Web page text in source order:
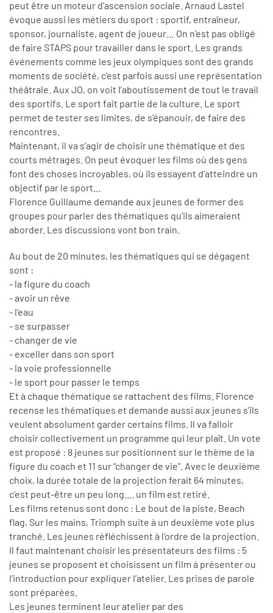
peut être un moteur d’ascension sociale. Arnaud Lastel
évoque aussi les métiers du sport : sportif, entraîneur,
sponsor, journaliste, agent de joueur… On n’est pas obligé
de faire STAPS pour travailler dans le sport. Les grands
événements comme les jeux olympiques sont des grands
moments de société, c’est parfois aussi une représentation
théâtrale. Aux JO, on voit l’aboutissement de tout le travail
des sportifs. Le sport fait partie de la culture. Le sport
permet de tester ses limites, de s’épanouir, de faire des
rencontres.
Maintenant, il va s’agir de choisir une thématique et des
courts métrages. On peut évoquer les films où des gens
font des choses incroyables, où ils essayent d’atteindre un
objectif par le sport…
Florence Guillaume demande aux jeunes de former des
groupes pour parler des thématiques qu’ils aimeraient
aborder. Les discussions vont bon train.
Au bout de 20 minutes, les thématiques qui se dégagent
sont :
- la figure du coach
- avoir un rêve
- l’eau
- se surpasser
- changer de vie
- exceller dans son sport
- la voie professionnelle
- le sport pour passer le temps
Et à chaque thématique se rattachent des films. Florence
recense les thématiques et demande aussi aux jeunes s’ils
veulent absolument garder certains films. Il va falloir
choisir collectivement un programme qui leur plaît. Un vote
est proposé : 8 jeunes sur positionnent sur le thème de la
figure du coach et 11 sur “changer de vie”. Avec le deuxième
choix, la durée totale de la projection ferait 64 minutes,
c’est peut-être un peu long.... un film est retiré.
Les films retenus sont donc : Le bout de la piste, Beach
flag, Sur les mains, Triomph suite à un deuxième vote plus
tranché. Les jeunes réfléchissent à l’ordre de la projection.
Il faut maintenant choisir les présentateurs des films : 5
jeunes se proposent et choisissent un film à présenter ou
l’introduction pour expliquer l’atelier. Les prises de parole
sont préparées.
Les jeunes terminent leur atelier par des